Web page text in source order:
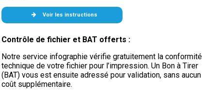
Voir les instructions
Contrôle de fichier et BAT offerts :
Notre service infographie vérifie gratuitement la conformité
technique de votre fichier pour l’impression. Un Bon à Tirer
(BAT) vous est ensuite adressé pour validation, sans aucun
coût supplémentaire.